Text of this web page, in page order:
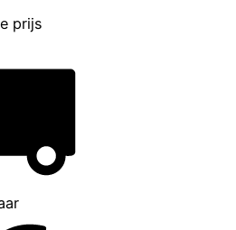
prijs